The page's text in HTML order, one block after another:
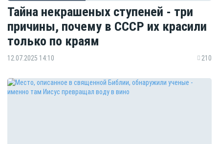
Тайна некрашеных ступеней - три
причины, почему в СССР их красили
только по краям
12.07.2025 14:10 210